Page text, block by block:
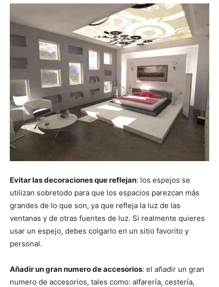
Evitar las decoraciones que reflejan: los espejos se
utilizan sobretodo para que los espacios parezcan más
grandes de lo que son, ya que refleja la luz de las
ventanas y de otras fuentes de luz. Si realmente quieres
usar un espejo, debes colgarlo en un sitio favorito y
personal.
Añadir un gran numero de accesorios: el añadir un gran
numero de accesorios, tales como: alfarería, cestería,